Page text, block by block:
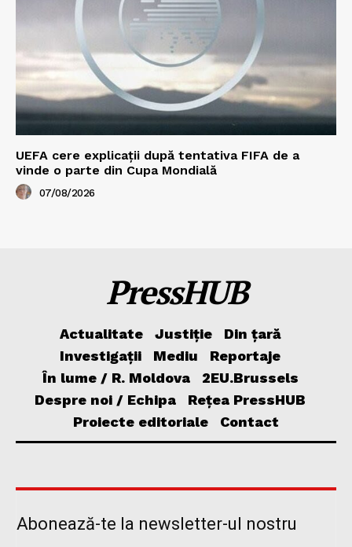
UEFA cere explicații după tentativa FIFA de a
vinde o parte din Cupa Mondială
07/08/2026
PressHUB
Actualitate Justiție
Din țară
Investigații
Mediu
Reportaje
În lume / R. Moldova
2EU.Brussels
Despre noi / Echipa
Rețea PressHUB
Proiecte editoriale
Contact
Abonează-te la newsletter-ul nostru